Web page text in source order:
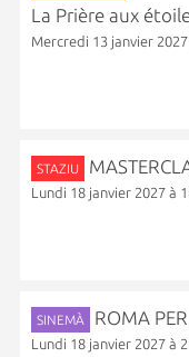
La Prière aux
Mercredi 13 janvier
STAZIU
Lundi 18 janvier 2027 à
SINEMÀ ROMA
Lundi 18 janvier 2027 à